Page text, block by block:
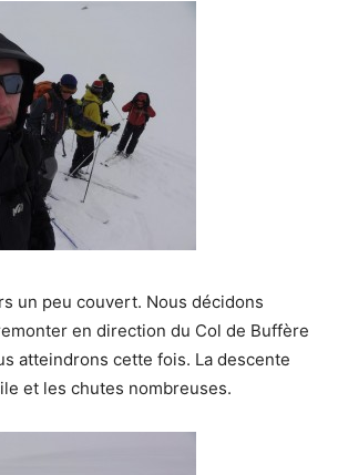
un peu couvert. Nous décidons
en direction du Col de Buffère
atteindrons cette fois. La descente
et les chutes nombreuses.